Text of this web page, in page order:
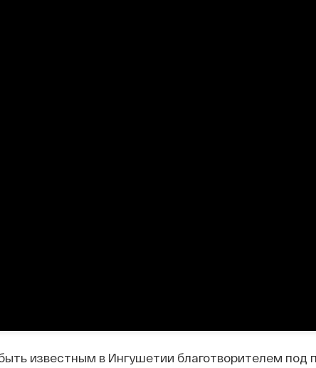
известным в Ингушетии благотворителем под